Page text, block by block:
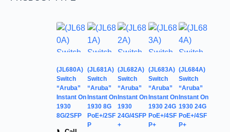
(JL680A)
Switch
“Aruba”
Instant On
1930
8G/2SFP
(JL681A)
Switch
“Aruba”
Instant On
1930 8G
PoE+/2SF
P
(JL682A)
Switch
“Aruba”
Instant On
1930
24G/4SFP
+
(JL683A)
Switch
“Aruba”
Instant On
1930 24G
PoE+/4SF
P+
(JL684A)
Switch
“Aruba”
Instant On
1930 24G
PoE+/4SF
P+